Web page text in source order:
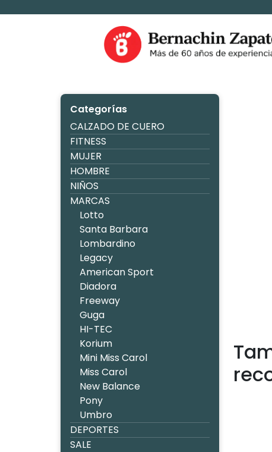
Categorías
CALZADO DE CUERO
FITNESS
MUJER
HOMBRE
NIÑOS
MARCAS
Lotto
Santa Barbara
Lombardino
Legacy
American Sport
Diadora
Freeway
Guga
HI-TEC
Korium
Mini Miss Carol
Miss Carol
New Balance
Pony
Umbro
DEPORTES
SALE